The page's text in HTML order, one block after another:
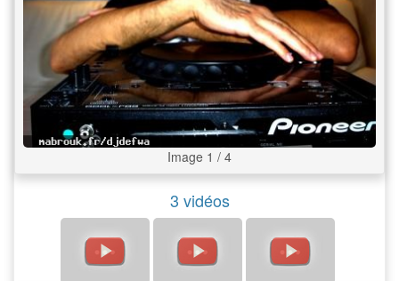
Image 1 / 4
3 vidéos